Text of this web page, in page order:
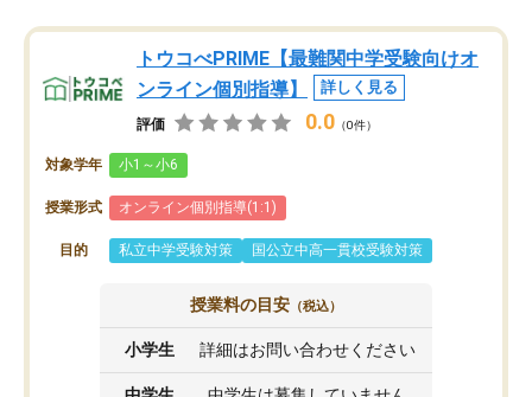
トウコべPRIME【最難関中学受験向けオ
ンライン個別指導】
詳しく見る
評価 0.0 （0件）
対象学年 小1～小6
授業形式 オンライン個別指導(1:1)
目的 私立中学受験対策 国公立中高一貫校受験対策
授業料の目安 （税込）
小学生 詳細はお問い合わせください